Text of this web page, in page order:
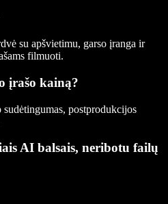
su apšvietimu, garso įranga ir
filmuoti.
įrašo kainą?
postprodukcijos
AI balsais, neribotu failų